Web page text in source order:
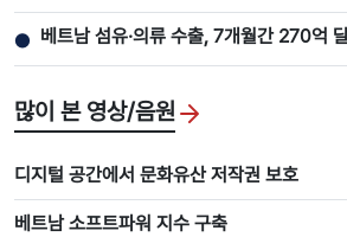
● 베트남 섬유·의류 수출, 7개월간 270억
많이 본 영상/음원
디지털 공간에서 문화유산 저작권 보호
베트남 소프트파워 지수 구축